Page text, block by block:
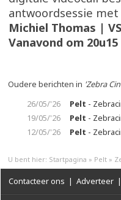
antwoordsessie
Michiel Thomas |
Vanavond om
Oudere berichten in 'Zebra
26/05/'26
Pelt -
19/05/'26
Pelt -
12/05/'26
Pelt -
U bent hier: Startpagina » Pelt »
Contacteer ons | Adverteer |